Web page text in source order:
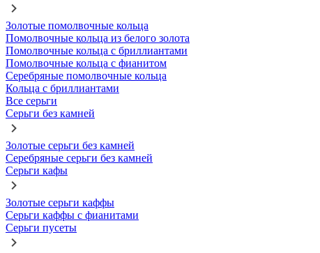
Золотые помолвочные кольца
Помолвочные кольца из белого золота
Помолвочные кольца с бриллиантами
Помолвочные кольца с фианитом
Серебряные помолвочные кольца
Кольца с бриллиантами
Все серьги
Серьги без камней
Золотые серьги без камней
Серебряные серьги без камней
Серьги кафы
Золотые серьги каффы
Серьги каффы с фианитами
Серьги пусеты